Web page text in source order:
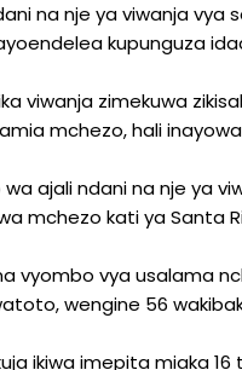
na nje ya viwanja
kupunguza
viwanja zimekuwa
mchezo, hali
ajali ndani na nje ya
mchezo kati ya Santa
vyombo vya usalama
wengine 56
ikiwa imepita miaka